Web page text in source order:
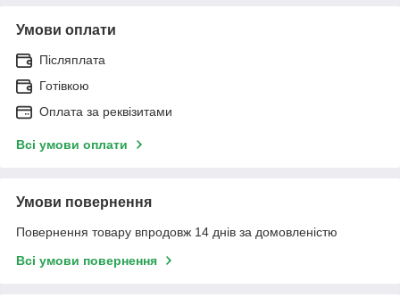
Умови оплати
Післяплата
Готівкою
Оплата за реквізитами
Всі умови оплати
Умови повернення
Повернення товару впродовж 14 днів за домовленістю
Всі умови повернення